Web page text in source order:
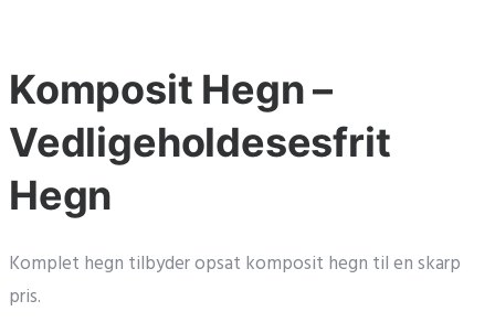
Komposit Hegn –
Vedligeholdesesfrit
Hegn
Komplet hegn tilbyder opsat komposit hegn til en skarp
pris.